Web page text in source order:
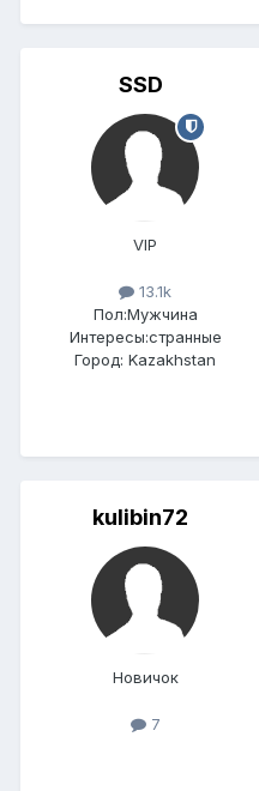
SSD
VIP
13.1k
Пол:Мужчина
Интересы:странные
Город: Kazakhstan
kulibin72
Новичок
7